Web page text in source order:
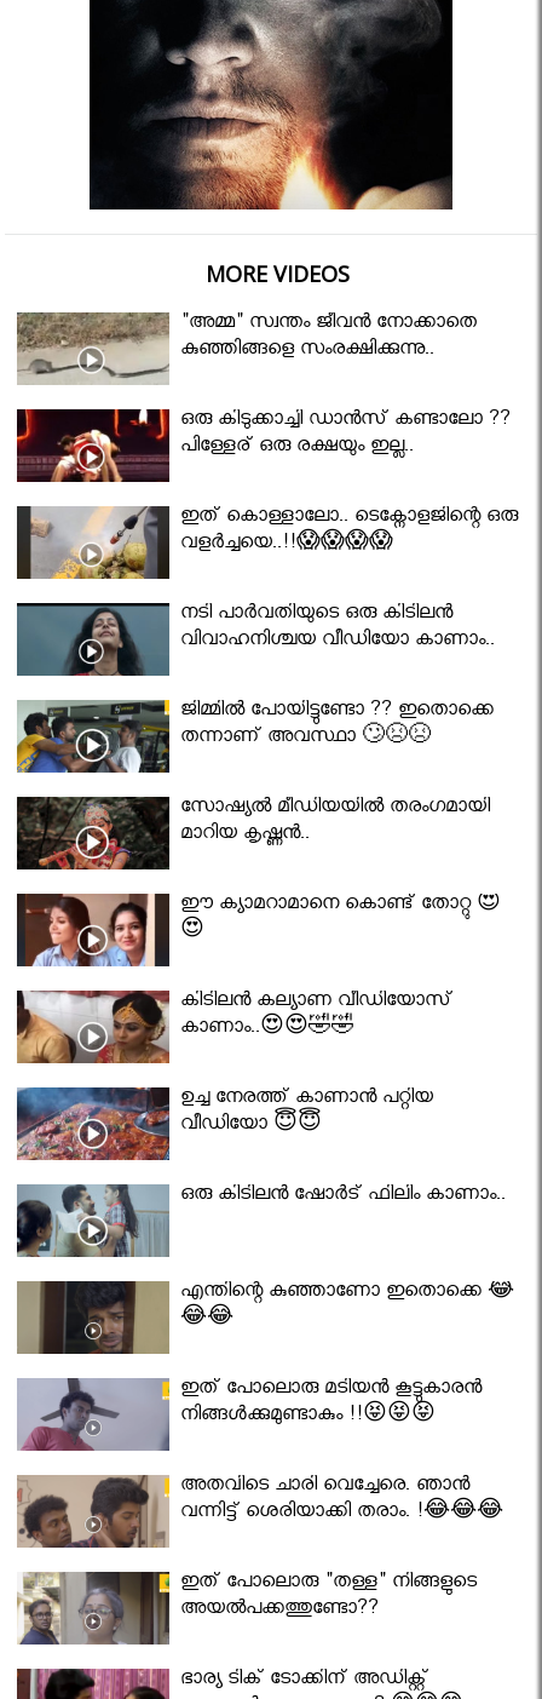
MORE VIDEOS
"അമ്മ" സ്വന്തം ജീവൻ നോക്കാതെ
കുഞ്ഞിങ്ങളെ സംരക്ഷിക്കുന്നു..
ഒരു കിടുക്കാച്ചി ഡാൻസ് കണ്ടാലോ ??
പിള്ളേര് ഒരു രക്ഷയും ഇല്ല..
ഇത് കൊള്ളാലോ.. ടെക്നോളജിന്റെ ഒരു
വളർച്ചയെ..!!😱😱😱😱
നടി പാർവതിയുടെ ഒരു കിടിലൻ
വിവാഹനിശ്ചയ വീഡിയോ കാണാം..
ജിമ്മിൽ പോയിട്ടുണ്ടോ ?? ഇതൊക്കെ
തന്നാണ് അവസ്ഥാ 🙄😣😣
സോഷ്യൽ മീഡിയയിൽ തരംഗമായി
മാറിയ കൃഷ്ണൻ..
ഈ ക്യാമറാമാനെ കൊണ്ട് തോറ്റു 😍
😍
കിടിലൻ കല്യാണ വീഡിയോസ്
കാണാം..😍😍🤣🤣
ഉച്ച നേരത്ത് കാണാൻ പറ്റിയ
വീഡിയോ 😇😇
ഒരു കിടിലൻ ഷോർട് ഫിലിം കാണാം..
എന്തിന്റെ കുഞ്ഞാണോ ഇതൊക്കെ 😂
😂😂
ഇത് പോലൊരു മടിയൻ കൂട്ടുകാരൻ
നിങ്ങൾക്കുമുണ്ടാകും !!😝😝😝
അതവിടെ ചാരി വെച്ചേരെ. ഞാൻ
വന്നിട്ട് ശെരിയാക്കി തരാം. !😂😂😂
ഇത് പോലൊരു "തള്ള" നിങ്ങളുടെ
അയല്‍പക്കത്തുണ്ടോ??
ഭാര്യ ടിക് ടോക്കിന് അഡിക്റ്റ്